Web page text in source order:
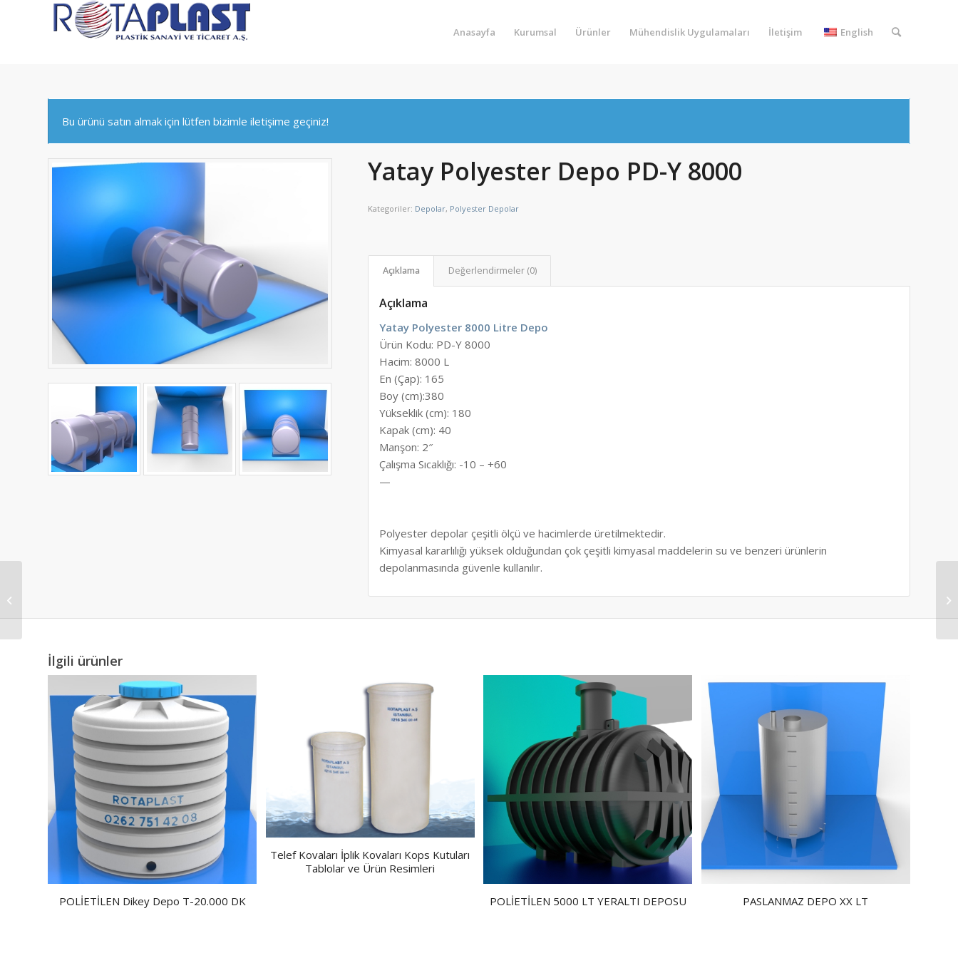
Anasayfa Kurumsal Ürünler Mühendislik Uygulamaları İletişim English
Bu ürünü satın almak için lütfen bizimle iletişime geçiniz!
Yatay Polyester Depo PD-Y 8000
Kategoriler: Depolar, Polyester Depolar
Açıklama Değerlendirmeler (0)
Açıklama
Yatay Polyester 8000 Litre Depo
Ürün Kodu: PD-Y 8000
Hacim: 8000 L
En (Çap): 165
Boy (cm):380
Yükseklik (cm): 180
Kapak (cm): 40
Manşon: 2″
Çalışma Sıcaklığı: -10 – +60
—
Polyester depolar çeşitli ölçü ve hacimlerde üretilmektedir.
Kimyasal kararlılığı yüksek olduğundan çok çeşitli kimyasal maddelerin su ve benzeri ürünlerin
depolanmasında güvenle kullanılır.
İlgili ürünler
POLİETİLEN Dikey Depo T-20.000 DK
Telef Kovaları İplik Kovaları Kops Kutuları
Tablolar ve Ürün Resimleri
POLİETİLEN 5000 LT YERALTI DEPOSU PASLANMAZ DEPO XX LT